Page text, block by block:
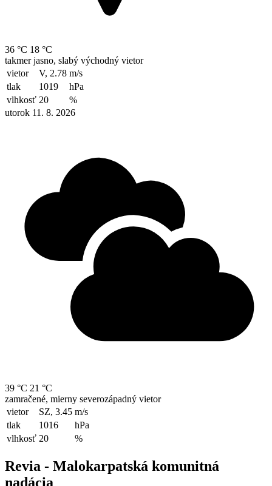
36 °C 18 °C
takmer jasno, slabý východný vietor
vietor
V, 2.78 m/s
tlak
1019
hPa
vlhkosť 20
%
utorok 11. 8. 2026
39 °C 21 °C
zamračené, mierny severozápadný vietor
vietor
SZ, 3.45 m/s
tlak
1016
hPa
vlhkosť 20 %
Revia - Malokarpatská komunitná
nadácia